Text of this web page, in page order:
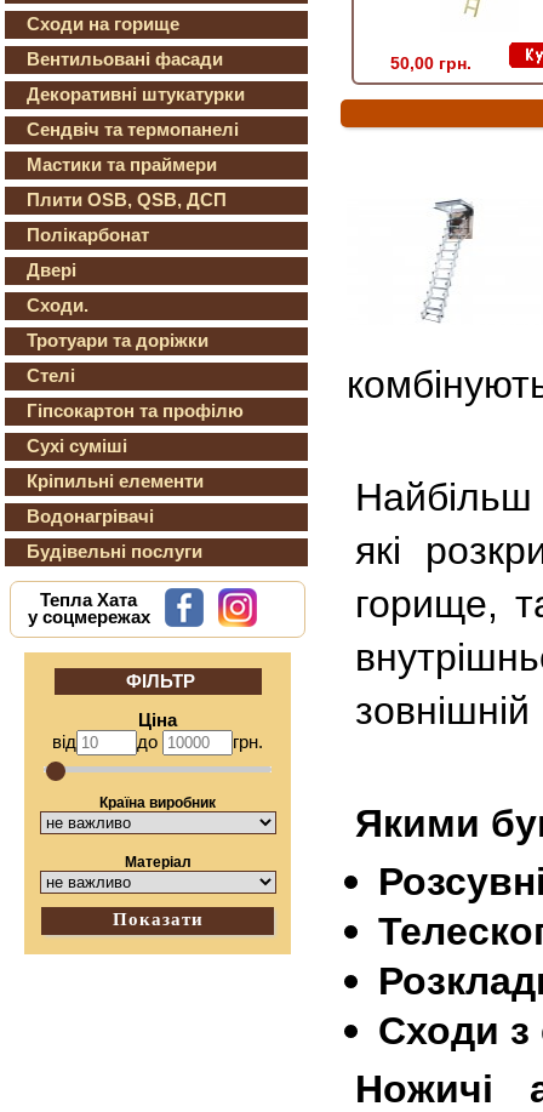
Сходи на горище
Вентильовані фасади
Декоративні штукатурки
Сендвіч та термопанелі
Мастики та праймери
Плити OSB, QSB, ДСП
Полікарбонат
Двері
Сходи.
Тротуари та доріжки
Стелі
Гіпсокартон та профілю
Сухі суміші
Кріпильні елементи
Водонагрівачі
Будівельні послуги
Тепла Хата
у соцмережах
ФІЛЬТР
Ціна
від
до грн.
Країна виробник
Матеріал
Показати
50,00 грн.
які
горище,
Якими
Сходи з
Ножичі